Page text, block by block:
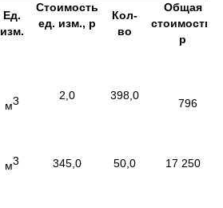
Ед.
изм.
Стоимость
ед. изм., р
Кол-
во
Общая
стоимость,
р
м3 2,0 398,0
796
м3 345,0 50,0 17 250